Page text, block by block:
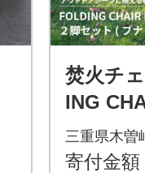
焚火チ
ING
kibi ブナ
三重県木曽
寄付金額